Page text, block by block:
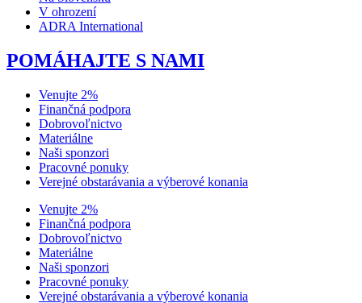
V ohrození
ADRA International
POMÁHAJTE S NAMI
Venujte 2%
Finančná podpora
Dobrovoľnictvo
Materiálne
Naši sponzori
Pracovné ponuky
Verejné obstarávania a výberové konania
Venujte 2%
Finančná podpora
Dobrovoľnictvo
Materiálne
Naši sponzori
Pracovné ponuky
Verejné obstarávania a výberové konania